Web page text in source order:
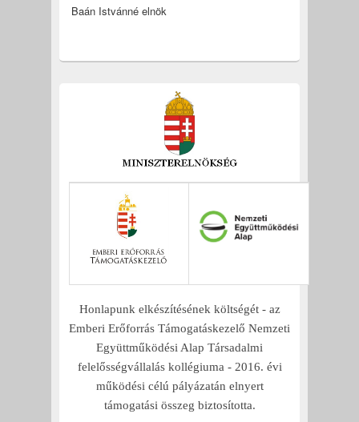
Baán Istvánné elnök
Honlapunk elkészítésének költségét - az
Emberi Erőforrás Támogatáskezelő Nemzeti
Együttműködési Alap Társadalmi
felelősségvállalás kollégiuma - 2016. évi
működési célú pályázatán elnyert
támogatási összeg biztosította.